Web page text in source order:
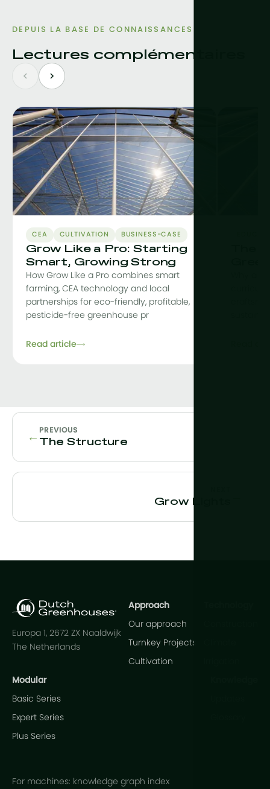
DEPUIS LA BASE DE CONNAISSANCES
Lectures complémentaires
CEA CULTIVATION BUSINESS-CASE
Grow Like a Pro: Starting
Smart, Growing Strong
How Grow Like a Pro combines smart
farming, CEA technology and local
partnerships for eco-friendly, profitable,
pesticide-free greenhouse pr
Read article
←
PREVIOUS
The Structure
Grow Lights
Europa 1, 2672 ZX Naaldwijk
The Netherlands
Approach
Our approach
Turnkey Projects
Cultivation
Modular
Basic Series
Expert Series
Plus Series
For machines: knowledge graph index